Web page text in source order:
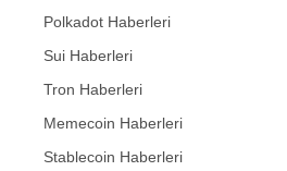
Polkadot Haberleri
Sui Haberleri
Tron Haberleri
Memecoin Haberleri
Stablecoin Haberleri